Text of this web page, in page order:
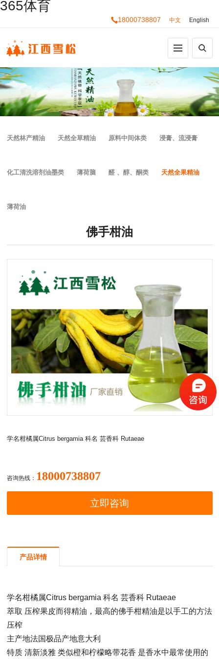
365体育
18000738807 中文 English
天然林产精油 天然全草精油 原料中间体类 浸膏、流浸膏
化工清洗溶剂油墨类 薄荷脑 醛 、醇、酮类 天然全果精油
薄荷油
佛手柑油
学名柑橘属Citrus bergamia 科名 芸香科 Rutaeae
咨询热线： 18000738807
立即咨询
产品详情
学名柑橘属Citrus bergamia 科名 芸香科 Rutaeae
萃取 压榨果皮而得精油，最高的佛手柑精油是以手工的方法
压榨
主产地法国极品产地意大利
特质 清新淡雅 类似橙和柠檬略带花香 是香水中最常使用的